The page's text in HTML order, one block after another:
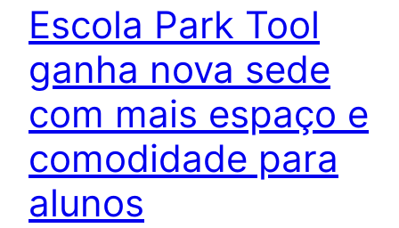
Escola Park Tool
ganha nova sede
com mais espaço e
comodidade para
alunos